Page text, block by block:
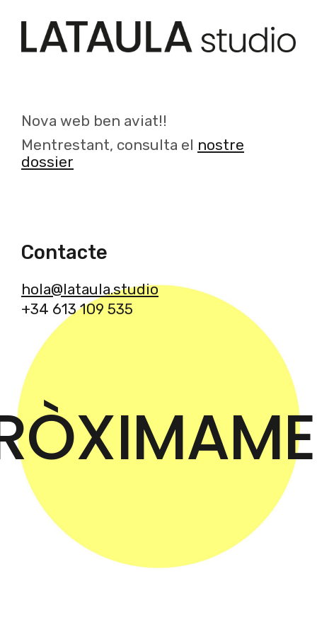
Nova web ben aviat!!
Mentrestant, consulta el nostre
dossier
Contacte
hola@lataula.studio
+34 613 109 535